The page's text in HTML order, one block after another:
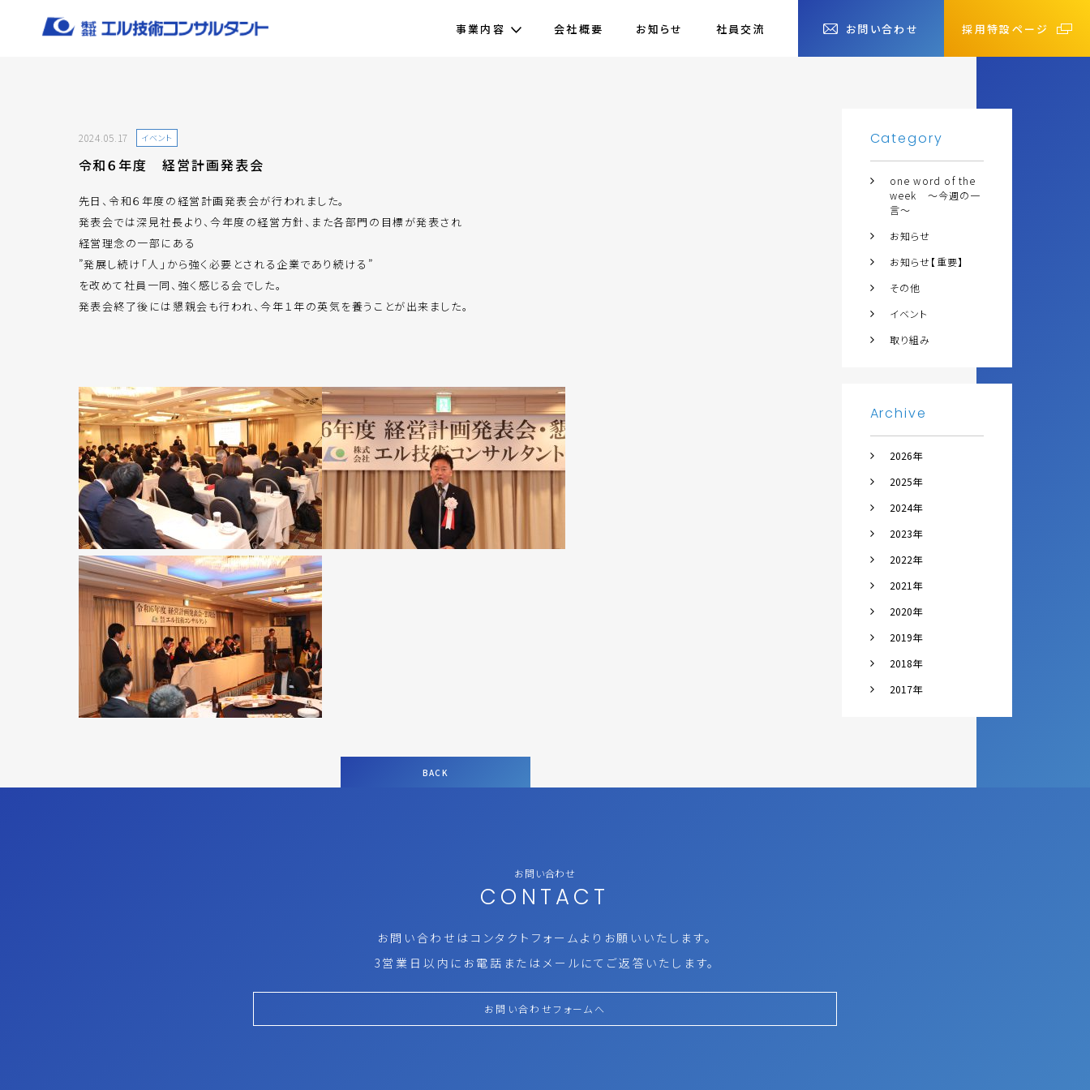
事業内容 会社概要 お知らせ 社員交流 お問い合わせ 採用特設ページ
2024.05.17 イベント
令和６年度 経営計画発表会
先日、令和６年度の経営計画発表会が行われました。
発表会では深見社長より、今年度の経営方針、また各部門の目標が発表され
経営理念の一部にある
”発展し続け「人」から強く必要とされる企業であり続ける”
を改めて社員一同、強く感じる会でした。
発表会終了後には懇親会も行われ、今年１年の英気を養うことが出来ました。
BACK
Category
one word of the
week ～今週の一
言～
お知らせ
お知らせ【重要】
その他
イベント
取り組み
Archive
2026年
2025年
2024年
2023年
2022年
2021年
2020年
2019年
2018年
2017年
お問い合わせ
CONTACT
お問い合わせはコンタクトフォームより お願いいたします。
3営業日以内にお電話またはメールにて ご返答いたします。
お問い合わせフォームへ